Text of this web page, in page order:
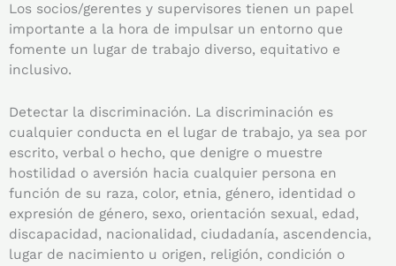
Los socios/gerentes y supervisores tienen un papel
importante a la hora de impulsar un entorno que
fomente un lugar de trabajo diverso, equitativo e
inclusivo.
Detectar la discriminación. La discriminación es
cualquier conducta en el lugar de trabajo, ya sea por
escrito, verbal o hecho, que denigre o muestre
hostilidad o aversión hacia cualquier persona en
función de su raza, color, etnia, género, identidad o
expresión de género, sexo, orientación sexual, edad,
discapacidad, nacionalidad, ciudadanía, ascendencia,
lugar de nacimiento u origen, religión, condición o